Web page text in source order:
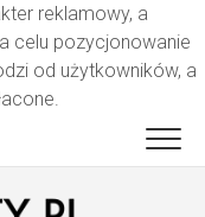
reklamowy, a
celu pozycjonowanie
od użytkowników, a